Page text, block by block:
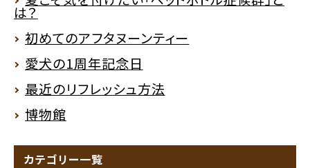
は？
初めてのアフタヌーンティー
愛犬の1周年記念日
最近のリフレッシュ方法
博物館
カテゴリー一覧